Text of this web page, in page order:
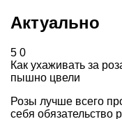
Актуально
5 0
Как ухаживать за
пышно цвели
Розы лучше всего
себя обязательство